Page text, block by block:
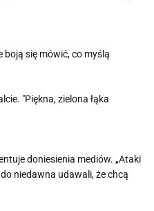
boją się mówić, co myślą
"Piękna, zielona łąka
doniesienia mediów. „Ataki
niedawna udawali, że chcą